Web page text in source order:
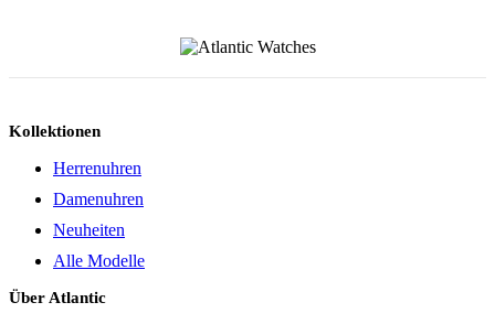
Kollektionen
Herrenuhren
Damenuhren
Neuheiten
Alle Modelle
Über Atlantic